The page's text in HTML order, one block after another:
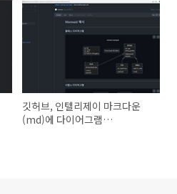
깃허브, 인텔리제이 마크다운
(md)에 다이어그램